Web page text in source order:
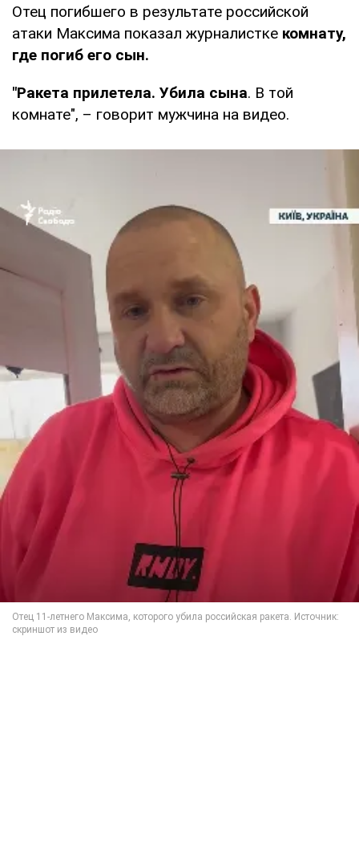
Отец погибшего в результате российской
атаки Максима показал журналистке комнату,
где погиб его сын.
"Ракета прилетела. Убила сына. В той
комнате", – говорит мужчина на видео.